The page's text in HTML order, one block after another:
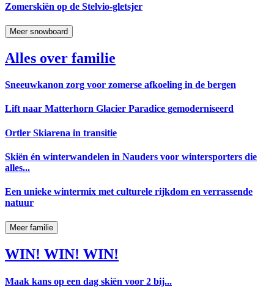
Zomerskiën op de Stelvio-gletsjer
Meer snowboard
Alles over familie
Sneeuwkanon zorg voor zomerse afkoeling in de bergen
Lift naar Matterhorn Glacier Paradice gemoderniseerd
Ortler Skiarena in transitie
Skiën én winterwandelen in Nauders voor wintersporters die
alles...
Een unieke wintermix met culturele rijkdom en verrassende
natuur
Meer familie
WIN! WIN! WIN!
Maak kans op een dag skiën voor 2 bij...